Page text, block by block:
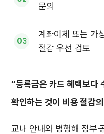
문의
계좌이체 또는 가
절감 우선 검토
“등록금은 카드 혜택보다
확인하는 것이 비용 절감
교내 안내와 병행해 정부·